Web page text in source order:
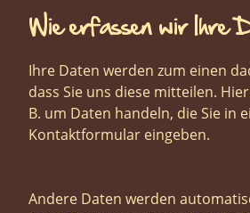
Wie erfassen wir Ihre
Ihre Daten werden zum einen
dass Sie uns diese mitteilen.
B. um Daten handeln, die Sie in
Kontaktformular eingeben.
Andere Daten werden